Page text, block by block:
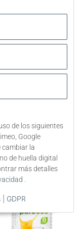
de los siguientes
Google
cambiar la
de huella digital
más detalles
GDPR
| Stevia
3 x 50ml